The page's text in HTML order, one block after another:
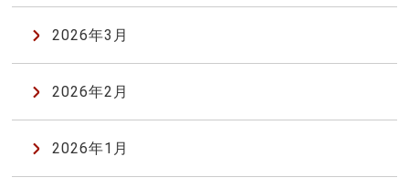
2026年3月
2026年2月
2026年1月